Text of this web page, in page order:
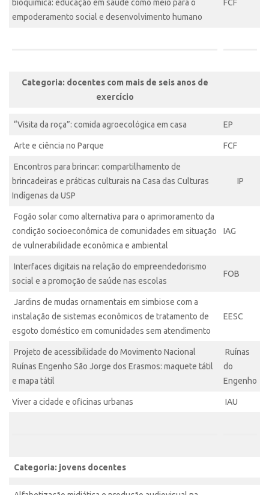
Banco de Patentes
Prêmio USP de Empreendedorismo
Entidades
Pesquisa
CEPIX
CPEs
INCTs
PRPI/USP
InovaUSP
Eventos
bioquímica: educação em saúde como meio para o
empoderamento social e desenvolvimento humano
FCF
Categoria: docentes com mais de seis anos de
exercício
“Visita da roça”: comida agroecológica em casa EP
Arte e ciência no Parque FCF
Encontros para brincar: compartilhamento de
brincadeiras e práticas culturais na Casa das Culturas
Indígenas da USP
IP
Fogão solar como alternativa para o aprimoramento da
condição socioeconômica de comunidades em situação
de vulnerabilidade econômica e ambiental
IAG
Interfaces digitais na relação do empreendedorismo
social e a promoção de saúde nas escolas
FOB
Jardins de mudas ornamentais em simbiose com a
instalação de sistemas econômicos de tratamento de
esgoto doméstico em comunidades sem atendimento
EESC
Projeto de acessibilidade do Movimento Nacional
Ruínas Engenho São Jorge dos Erasmos: maquete tátil
e mapa tátil
Ruínas
do
Engenho
Viver a cidade e oficinas urbanas IAU
Categoria: jovens docentes